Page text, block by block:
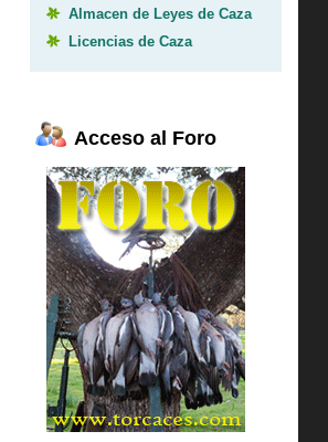
Almacen de Leyes de Caza
Licencias de Caza
Acceso al Foro